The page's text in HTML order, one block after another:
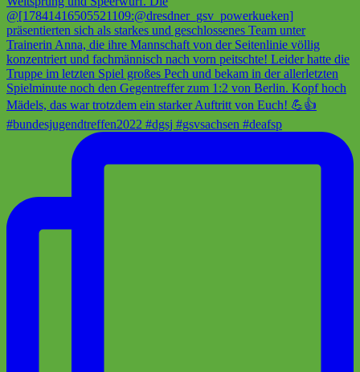
#bundesjugendtreffen2022 #dgsj #gsvsachsen #deafsp